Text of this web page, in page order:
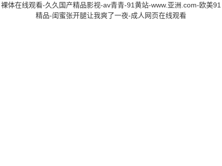
裸体在线观看-久久国产精品影视-av青青-91黄站-www.亚洲.com-欧美91
精品-闺蜜张开腿让我爽了一夜-成人网页在线观看